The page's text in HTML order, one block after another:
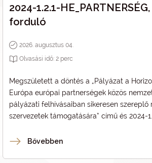
2024-1.2.1-HE_PARTNERSÉG,
forduló
2026. augusztus 04.
Olvasási idő: 2 perc
Megszületett a döntés a „Pályázat a
Európa európai partnerségek közös
pályázati felhívásaiban sikeresen szereplő
szervezetek támogatására” című és 2024-
vonatkozásában.
Bővebben